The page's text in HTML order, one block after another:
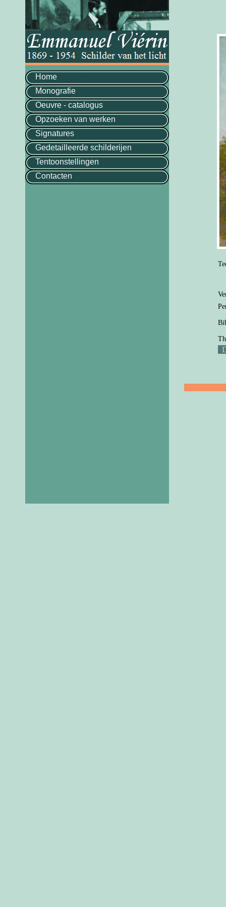
Home
Monografie
Oeuvre - catalogus
Opzoeken van werken
Signatures
Gedetailleerde schilderijen
Tentoonstellingen
Contacten